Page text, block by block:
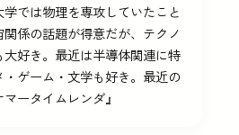
では物理を専攻していたこと
係の話題が得意だが、テクノ
大好き。最近は半導体関連に特
ゲーム・文学も好き。最近の
ータイムレンダ』